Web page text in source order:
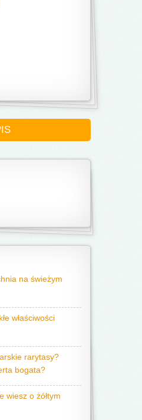
na świeżym
właściwości
rarytasy?
bogata?
wiesz o żółtym